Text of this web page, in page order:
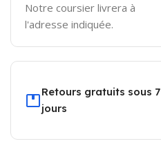
Notre coursier livrera à
l'adresse indiquée.
Retours gratuits sous 7
jours